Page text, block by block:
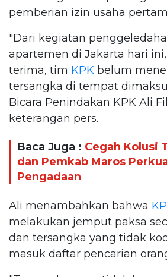
pemberian izin usaha
"Dari kegiatan
apartemen di Jakarta hari
terima, tim KPK belum
tersangka di tempat
Bicara Penindakan KPK Ali
keterangan pers.
Baca Juga : Cegah Kolusi
dan Pemkab Maros
Pengadaan
Ali menambahkan bahwa
melakukan jemput paksa
dan tersangka yang tidak
masuk daftar pencarian